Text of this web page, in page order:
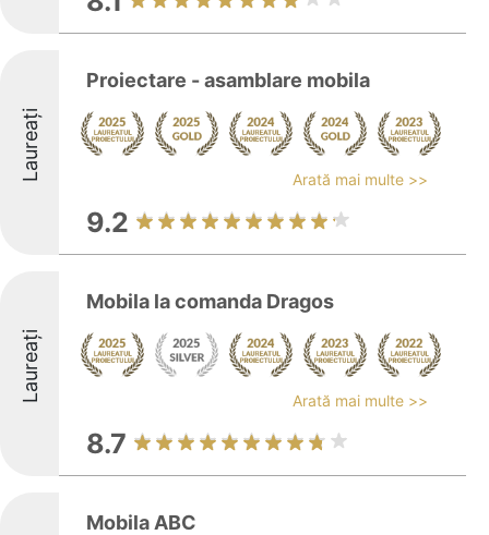
Laureați
Proiectare - asamblare mobila
Arată mai multe >>
9.2
Laureați
Mobila la comanda Dragos
Arată mai multe >>
8.7
Mobila ABC